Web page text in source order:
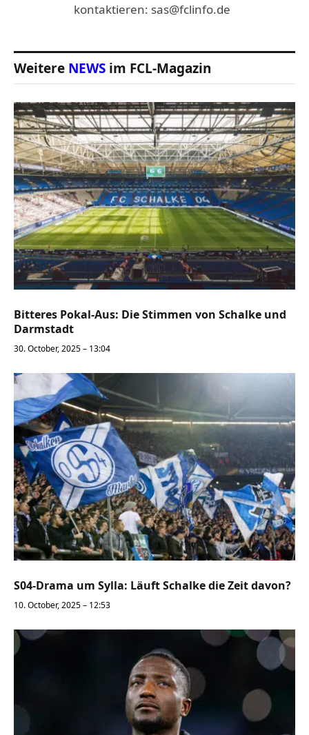
kontaktieren: sas@fclinfo.de
Weitere NEWS im FCL-Magazin
Bitteres Pokal-Aus: Die Stimmen von Schalke und
Darmstadt
30. October, 2025 – 13:04
S04-Drama um Sylla: Läuft Schalke die Zeit davon?
10. October, 2025 – 12:53